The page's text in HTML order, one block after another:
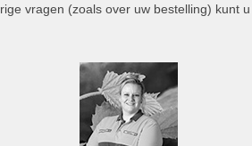
vragen (zoals over uw bestelling) kunt